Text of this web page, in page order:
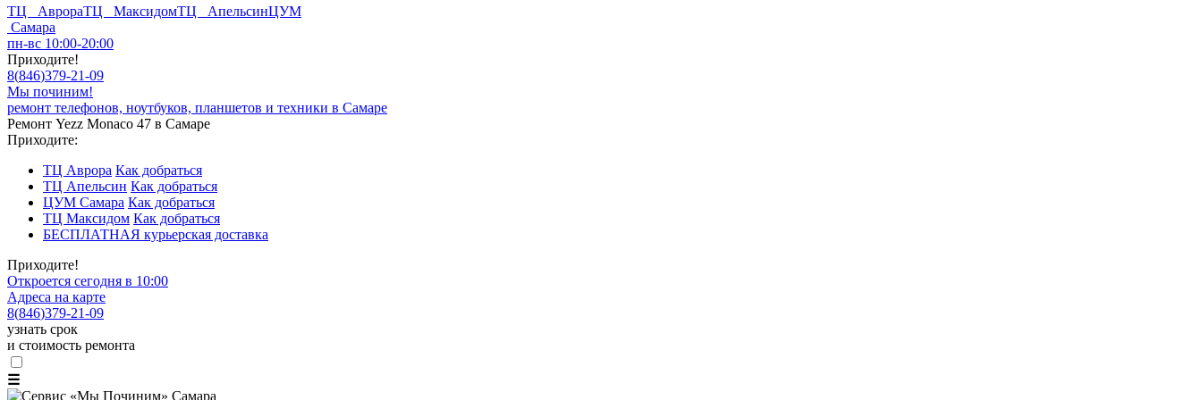
ТЦ АврораТЦ МаксидомТЦ АпельсинЦУМ
Самара
пн-вс 10:00-20:00
Приходите!
8(846)379-21-09
Мы починим!
ремонт телефонов, ноутбуков, планшетов и техники в Самаре
Ремонт Yezz Monaco 47 в Самаре
Приходите:
ТЦ Аврора Как добраться
ТЦ Апельсин Как добраться
ЦУМ Самара Как добраться
ТЦ Максидом Как добраться
БЕСПЛАТНАЯ курьерская доставка
Приходите!
Откроется сегодня в 10:00
Адреса на карте
8(846)379-21-09
узнать срок
и стоимость ремонта
☰